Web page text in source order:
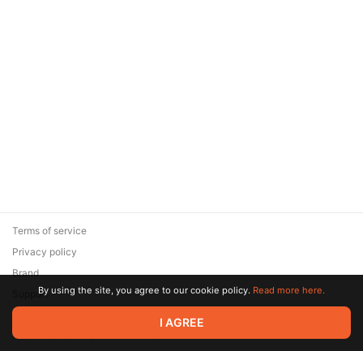
© 2026 Zaya Solutions Limited. All rights reserved. All trademarks
are the property of their respective owners.
Terms of service
Privacy policy
Brand
SupportBy using the site, you agree to our cookie policy. Read more here.
I AGREE